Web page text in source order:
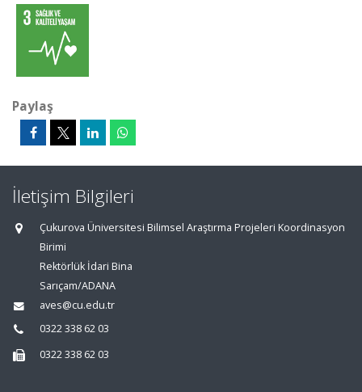
Paylaş
İletişim Bilgileri
Çukurova Üniversitesi Bilimsel Araştırma Projeleri Koordinasyon
Birimi
Rektörlük İdari Bina
Sarıçam/ADANA
aves@cu.edu.tr
0322 338 62 03
0322 338 62 03